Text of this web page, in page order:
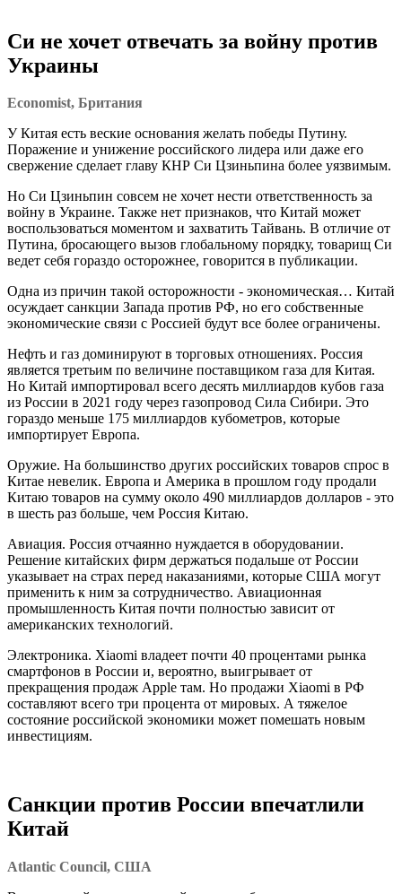
Си не хочет отвечать за войну против
Украины
Economist, Британия
У Китая есть веские основания желать победы Путину.
Поражение и унижение российского лидера или даже его
свержение сделает главу КНР Си Цзиньпина более уязвимым.
Но Си Цзиньпин совсем не хочет нести ответственность за
войну в Украине. Также нет признаков, что Китай может
воспользоваться моментом и захватить Тайвань. В отличие от
Путина, бросающего вызов глобальному порядку, товарищ Си
ведет себя гораздо осторожнее, говорится в публикации.
Одна из причин такой осторожности - экономическая… Китай
осуждает санкции Запада против РФ, но его собственные
экономические связи с Россией будут все более ограничены.
Нефть и газ доминируют в торговых отношениях. Россия
является третьим по величине поставщиком газа для Китая.
Но Китай импортировал всего десять миллиардов кубов газа
из России в 2021 году через газопровод Сила Сибири. Это
гораздо меньше 175 миллиардов кубометров, которые
импортирует Европа.
Оружие. На большинство других российских товаров спрос в
Китае невелик. Европа и Америка в прошлом году продали
Китаю товаров на сумму около 490 миллиардов долларов - это
в шесть раз больше, чем Россия Китаю.
Авиация. Россия отчаянно нуждается в оборудовании.
Решение китайских фирм держаться подальше от России
указывает на страх перед наказаниями, которые США могут
применить к ним за сотрудничество. Авиационная
промышленность Китая почти полностью зависит от
американских технологий.
Электроника. Xiaomi владеет почти 40 процентами рынка
смартфонов в России и, вероятно, выигрывает от
прекращения продаж Apple там. Но продажи Xiaomi в РФ
составляют всего три процента от мировых. А тяжелое
состояние российской экономики может помешать новым
инвестициям.
Санкции против России впечатлили
Китай
Atlantic Council, США